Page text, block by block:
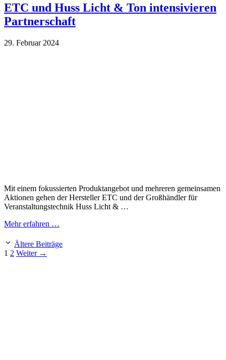
ETC und Huss Licht & Ton intensivieren
Partnerschaft
29. Februar 2024
Mit einem fokussierten Produktangebot und mehreren gemeinsamen
Aktionen gehen der Hersteller ETC und der Großhändler für
Veranstaltungstechnik Huss Licht & …
Mehr erfahren …
Ältere Beiträge
Seite
1 Seite
2 Weiter →